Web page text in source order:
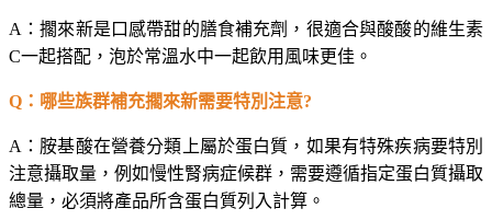
A ：擱來新是口感帶甜的膳食補充劑，很適合與酸酸的維生素
C一起搭配，泡於常溫水中一起飲用風味更佳。
Q ：哪些族群補充擱來新需要特別注意?
A ：胺基酸在營養分類上屬於蛋白質，如果有特殊疾病要特別
注意攝取量，例如慢性腎病症候群，需要遵循指定蛋白質攝取
總量，必須將產品所含蛋白質列入計算。